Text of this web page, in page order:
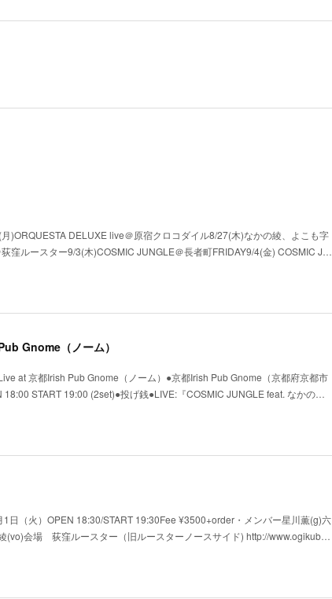
)ORQUESTA DELUXE live＠原宿クロコダイル8/27(木)なかの綾、よこも字
窪ルースター9/3(木)COSMIC JUNGLE＠長者町FRIDAY9/4(金) COSMIC J…
Gnome（ノーム）
at 京都Irish Pub Gnome（ノーム）●京都Irish Pub Gnome（京都府京都市
START 19:00 (2set)●投げ銭●LIVE:『COSMIC JUNGLE feat. なかの…
日（火）OPEN 18:30/START 19:30Fee ¥3500+order・メンバー星川薫(g)六
(vo)会場 荻窪ルースター（旧ルースターノースサイド) http://www.ogikub…